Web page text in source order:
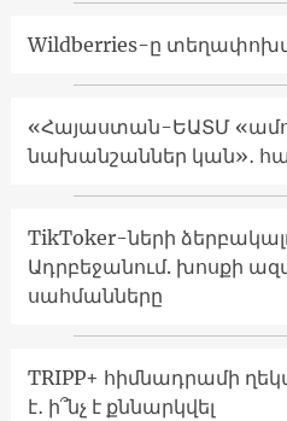
Wildberries-ը
«Հայաստան-ԵԱՏՄ
նախանշաններ կան»․
TikToker-ների
Ադրբեջանում. խոսքի
սահմանները
TRIPP+ հիմնադրամի
է․ ի՞նչ է քննարկվել